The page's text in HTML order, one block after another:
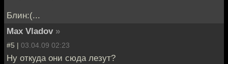
Блин:(...
Max Vladov »
#5 | 03.04.09 02:23
Ну откуда они сюда лезут?